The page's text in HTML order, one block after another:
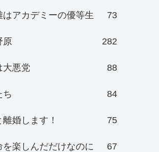
アカデミーの優等生 73
原 282
悪党 88
84
婚します！ 75
楽しんだだけなのに 67